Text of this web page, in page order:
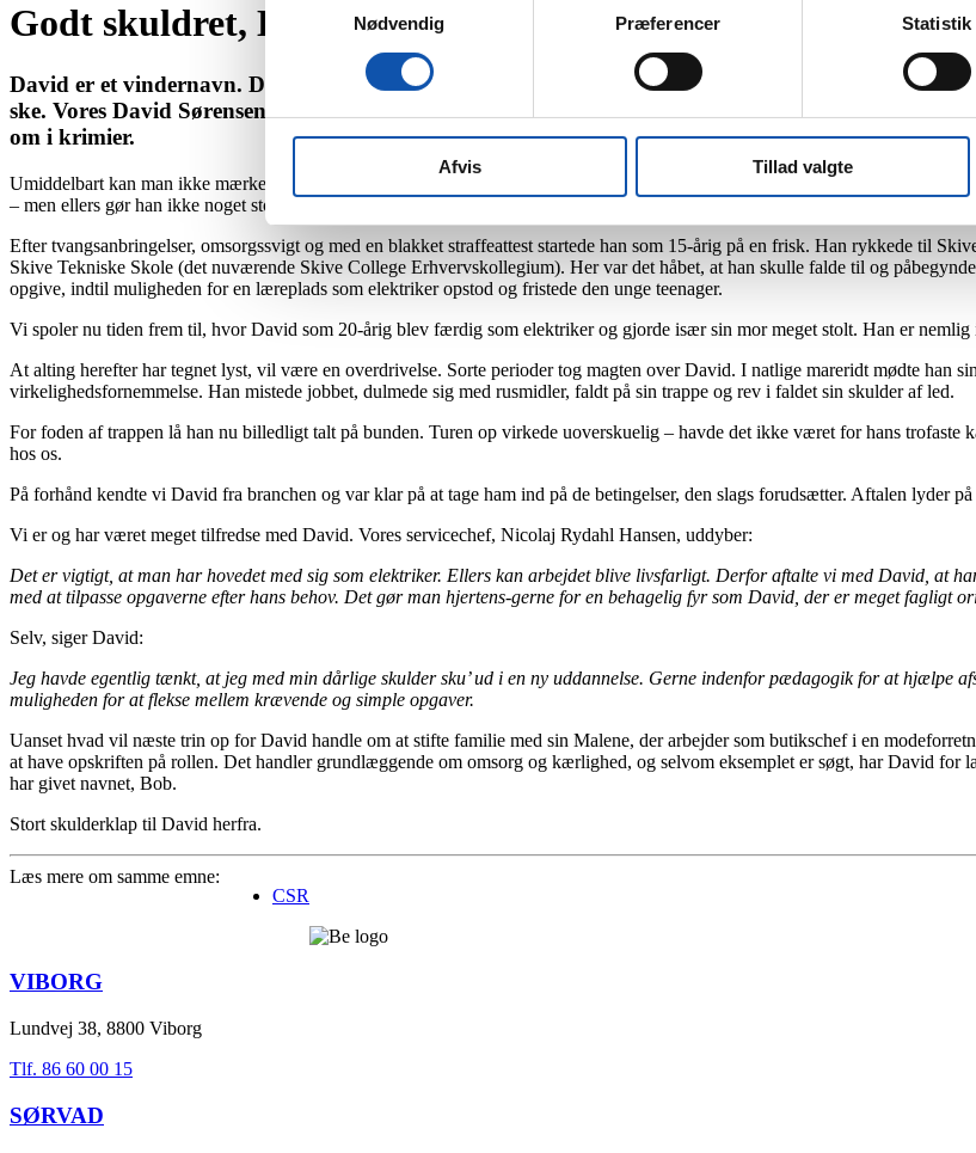
Nødvendig
Præferencer Statistik
Afvis Tillad valgte
Godt skuldret, David!
David er et vindernavn. Det har en vis Beckham bevist flere gange, og før ham var der også en
ske. Vores David Sørensen er i samme liga. Han har haft styrken til at række ud efter det gode i
om i krimier.
Umiddelbart kan man ikke mærke på David, der er årgang 1996, at han har været igennem mere end de fleste. Han møder
– men ellers gør han ikke noget stort nummer ud af sin historie. Det er ikke den, han vil kendes for eller vurderes på.
Efter tvangsanbringelser, omsorgssvigt og med en blakket straffeattest startede han som 15-årig på en frisk. Han rykkede til
Skive Tekniske Skole (det nuværende Skive College Erhvervskollegium). Her var det håbet, at han skulle falde til og
opgive, indtil muligheden for en læreplads som elektriker opstod og fristede den unge teenager.
Vi spoler nu tiden frem til, hvor David som 20-årig blev færdig som elektriker og gjorde især sin mor meget stolt. Han er nemlig
At alting herefter har tegnet lyst, vil være en overdrivelse. Sorte perioder tog magten over David. I natlige mareridt mødte han
virkelighedsfornemmelse. Han mistede jobbet, dulmede sig med rusmidler, faldt på sin trappe og rev i faldet sin skulder af led.
For foden af trappen lå han nu billedligt talt på bunden. Turen op virkede uoverskuelig – havde det ikke været for hans
hos os.
På forhånd kendte vi David fra branchen og var klar på at tage ham ind på de betingelser, den slags forudsætter. Aftalen lyder
Vi er og har været meget tilfredse med David. Vores servicechef, Nicolaj Rydahl Hansen, uddyber:
Det er vigtigt, at man har hovedet med sig som elektriker. Ellers kan arbejdet blive livsfarligt. Derfor aftalte vi med David, at
med at tilpasse opgaverne efter hans behov. Det gør man hjertens-gerne for en behagelig fyr som David, der er meget fagligt
Selv, siger David:
Jeg havde egentlig tænkt, at jeg med min dårlige skulder sku’ ud i en ny uddannelse. Gerne indenfor pædagogik for at hjælpe
muligheden for at flekse mellem krævende og simple opgaver.
Uanset hvad vil næste trin op for David handle om at stifte familie med sin Malene, der arbejder som butikschef i en
at have opskriften på rollen. Det handler grundlæggende om omsorg og kærlighed, og selvom eksemplet er søgt, har David
har givet navnet, Bob.
Stort skulderklap til David herfra.
Læs mere om samme emne:
CSR
VIBORG
Lundvej 38, 8800 Viborg
Tlf. 86 60 00 15
SØRVAD